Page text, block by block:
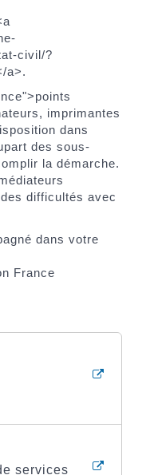
civil/?
a>.
imprimantes
dans
des sous-
la démarche.
difficultés avec
dans votre
France
services